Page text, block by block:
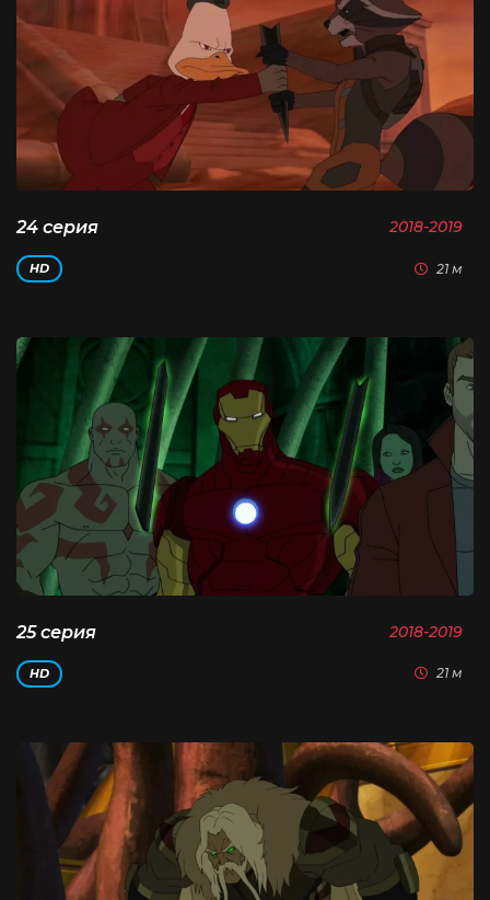
24 серия 2018-2019
HD 21 м
25 серия 2018-2019
HD 21 м